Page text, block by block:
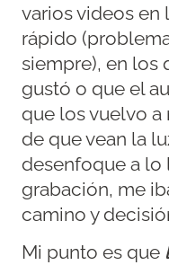
varios videos en
rápido
siempre), en los
gustó o que el
que los vuelvo a
de que vean la
desenfoque a lo
grabación, me
camino y
Mi punto es que